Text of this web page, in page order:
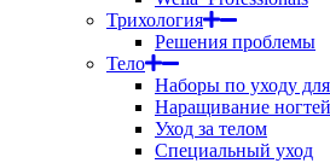
Трихология
Решения проблемы
Тело
Наборы по уходу
Наращивание ногтей
Уход за телом
Специальный уход